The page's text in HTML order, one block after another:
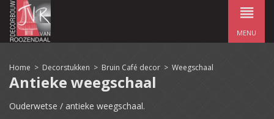
MENU
Home > Decorstukken > Bruin Café decor > Weegschaal
Antieke weegschaal
Ouderwetse / antieke weegschaal.